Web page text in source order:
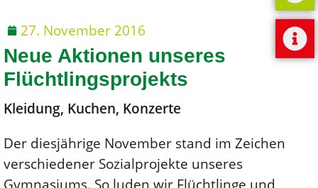
27. November 2016
Neue Aktionen unseres
Flüchtlingsprojekts
Kleidung, Kuchen, Konzerte
Der diesjährige November stand im Zeichen
verschiedener Sozialprojekte unseres
Gymnasiums. So luden wir Flüchtlinge und